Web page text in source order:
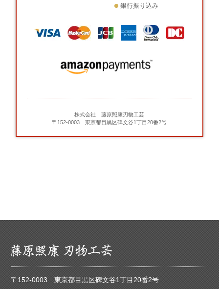
銀行振り込み
株式会社 藤原照康刃物工芸
〒152-0003 東京都目黒区碑文谷1丁目20番2号
〒152-0003 東京都目黒区碑文谷1丁目20番2号